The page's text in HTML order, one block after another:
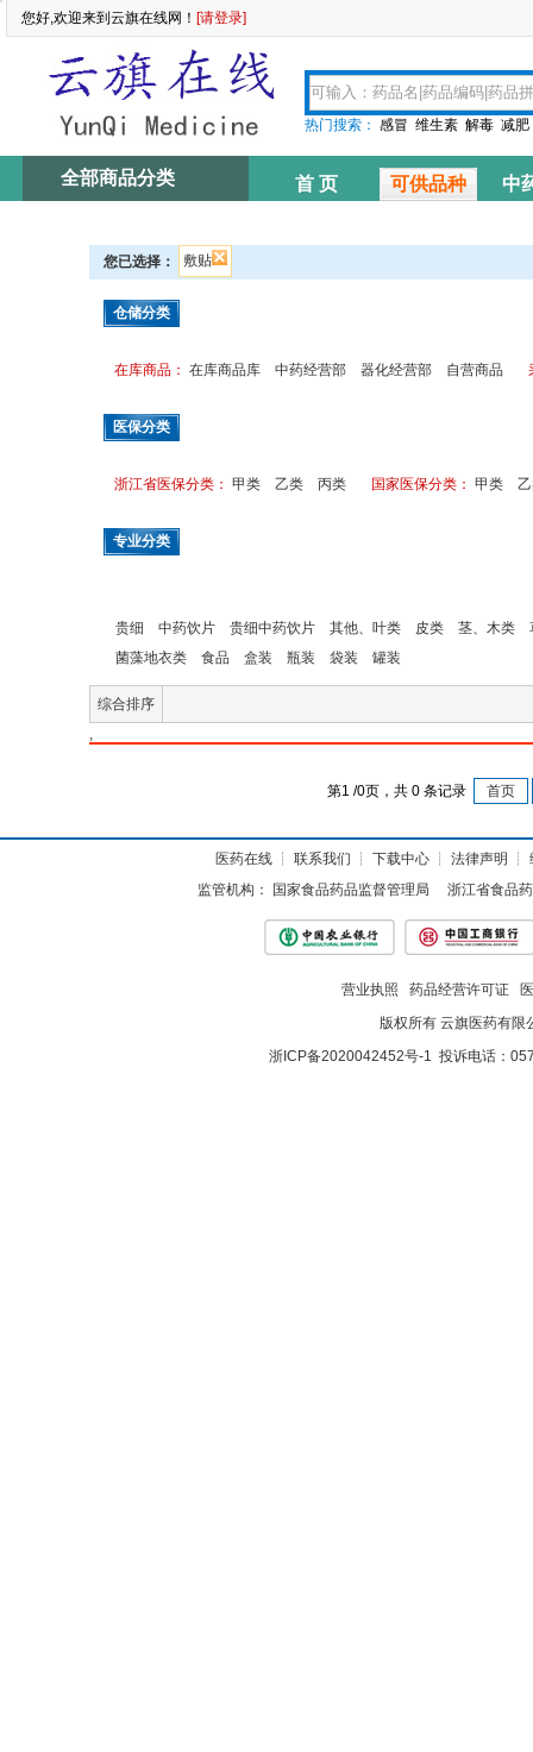
您好,欢迎来到云旗在线网！ [请登录]
热门搜索：感冒 维生素 解毒 减肥
全部商品分类 首 页 可供品种
中
您已选择： 敷贴
仓储分类
在库商品： 在库商品库 中药经营部 器化经营部 自营商品
医保分类
浙江省医保分类： 甲类 乙类 丙类 国家医保分类： 甲类
专业分类
贵细 中药饮片 贵细中药饮片 其他、叶类 皮类 茎、木类
菌藻地衣类
食品 盒装 瓶装 袋装 罐装
综合排序
,
第1 /0页，共 0条记录 首页
医药在线┊ 联系我们 ┊ 下载中心┊ 法律声明 ┊
监管机构：
国家食品药品监督管理局 浙江省食品
营业执照 药品经营许可证
版权所有 云旗医药有限
浙ICP备2020042452号-1 投诉电话：